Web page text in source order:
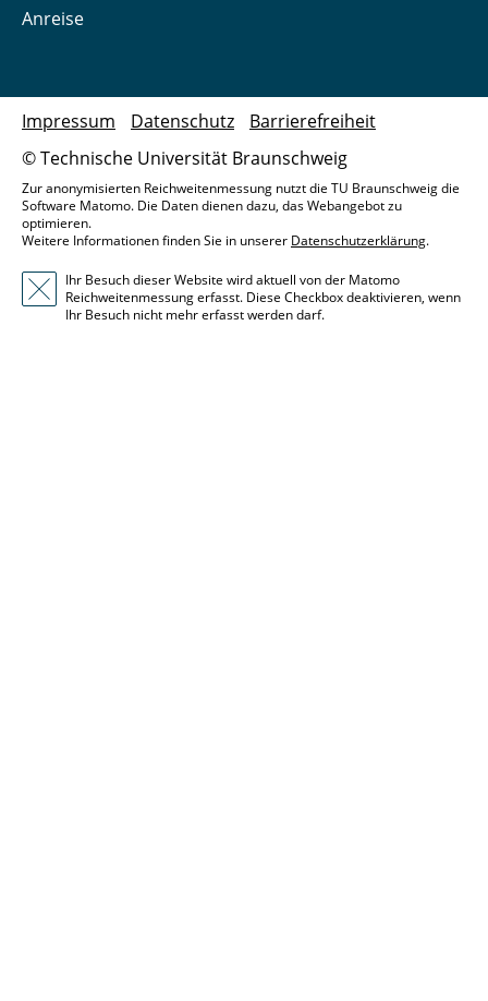
Anreise
© Technische Universität Braunschweig
Impressum Datenschutz Barrierefreiheit
Zur anonymisierten Reichweitenmessung nutzt die TU Braunschweig die
Software Matomo. Die Daten dienen dazu, das Webangebot zu
optimieren.
Weitere Informationen finden Sie in unserer Datenschutzerklärung.
Ihr Besuch dieser Website wird aktuell von der Matomo
Reichweitenmessung erfasst. Diese Checkbox deaktivieren, wenn
Ihr Besuch nicht mehr erfasst werden darf.